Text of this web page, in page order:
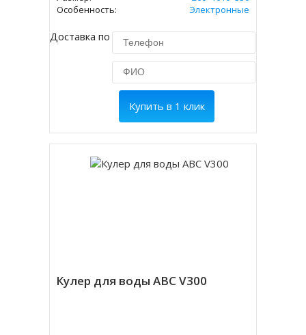
Особенность:
Электронные
Доставка по Москве 450 руб.
Купить в 1 клик
Кулер для воды ABC V300